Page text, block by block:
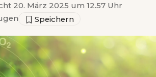
20. März 2025 um 12.57 Uhr